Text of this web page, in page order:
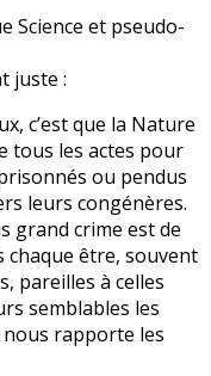
Science et pseudo-
juste :
c’est que la Nature
tous les actes pour
ou pendus
leurs congénères.
grand crime est de
être, souvent
pareilles à celles
semblables les
rapporte les